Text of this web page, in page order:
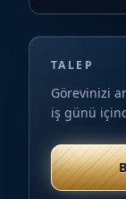
TALEP
Görevinizi
iş günü